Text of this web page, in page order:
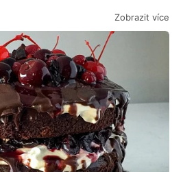
Zobrazit více